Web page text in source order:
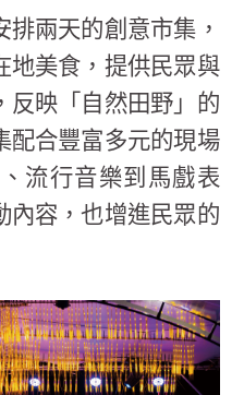
兩天的創意市集，
地美食，提供民眾與
反映「自然田野」的
配合豐富多元的現場
流行音樂到馬戲表
內容，也增進民眾的